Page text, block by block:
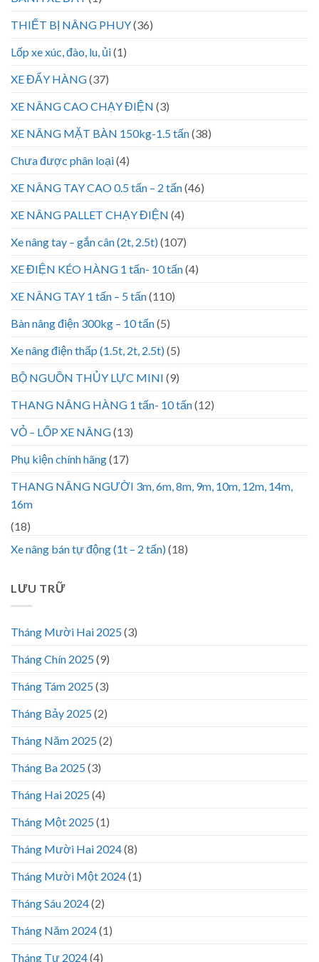
THIẾT BỊ NÂNG PHUY(36)
Lốp xe xúc, đào, lu, ủi(1)
XE ĐẨY HÀNG(37)
XE NÂNG CAO CHẠY ĐIỆN (3)
XE NÂNG MẶT BÀN 150kg-1.5 tấn(38)
Chưa được phân loại(4)
XE NÂNG TAY CAO 0.5 tấn – 2 tấn(46)
XE NÂNG PALLET CHẠY ĐIỆN (4)
Xe nâng tay – gắn cân (2t, 2.5t)(107)
XE ĐIỆN KÉO HÀNG 1 tấn- 10 tấn(4)
XE NÂNG TAY 1 tấn – 5 tấn(110)
Bàn nâng điện 300kg – 10 tấn(5)
Xe nâng điện thấp (1.5t, 2t, 2.5t)(5)
BỘ NGUỒN THỦY LỰC MINI (9)
THANG NÂNG HÀNG 1 tấn- 10 tấn(12)
VỎ – LỐP XE NÂNG(13)
Phụ kiện chính hãng(17)
THANG NÂNG NGƯỜI 3m, 6m, 8m, 9m, 10m, 12m, 14m,
16m
(18)
Xe nâng bán tự động (1t – 2 tấn)(18)
LƯU TRỮ
Tháng Mười Hai 2025(3)
Tháng Chín 2025(9)
Tháng Tám 2025(3)
Tháng Bảy 2025(2)
Tháng Năm 2025(2)
Tháng Ba 2025(3)
Tháng Hai 2025(4)
Tháng Một 2025(1)
Tháng Mười Hai 2024(8)
Tháng Mười Một 2024(1)
Tháng Sáu 2024(2)
Tháng Năm 2024(1)
Tháng Tư 2024(4)